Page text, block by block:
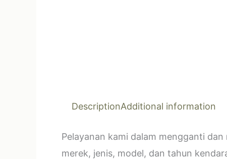
DescriptionAdditional information
Pelayanan kami dalam mengganti
merek, jenis, model, dan tahun